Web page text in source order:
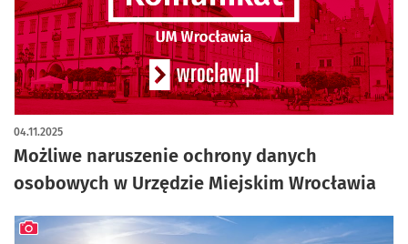
Możliwe naruszenie ochrony danych
osobowych w Urzędzie Miejskim Wrocławia
04.11.2025